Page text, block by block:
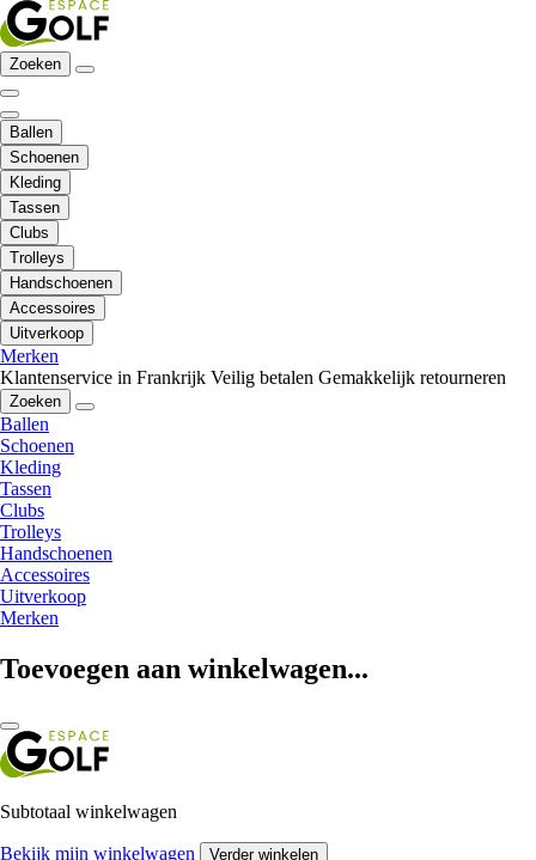
Zoeken
Ballen
Schoenen
Kleding
Tassen
Clubs
Trolleys
Handschoenen
Accessoires
Uitverkoop
Merken
Klantenservice in Frankrijk Veilig betalen Gemakkelijk retourneren
Zoeken
Ballen
Schoenen
Kleding
Tassen
Clubs
Trolleys
Handschoenen
Accessoires
Uitverkoop
Merken
Toevoegen aan winkelwagen...
Subtotaal winkelwagen
Bekijk mijn winkelwagen Verder winkelen